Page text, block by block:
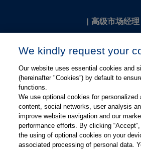
| 高级市场经理
关注
关注微信
We kindly request your
Our website uses essential cookies and
(hereinafter "Cookies”) by default to
functions.
We use optional cookies for personalized
content, social networks, user analysis
improve website navigation and our
performance efforts. By clicking
the using of optional cookies on your
associated processing of personal data.